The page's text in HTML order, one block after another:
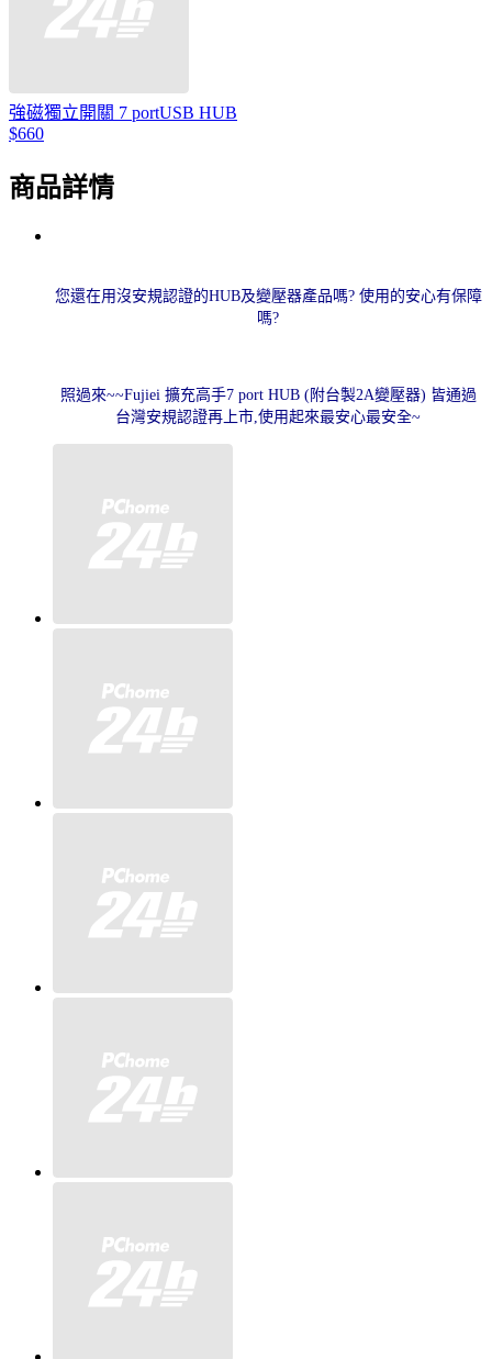
強磁獨立開關 7 portUSB HUB
$660
商品詳情
您還在用沒安規認證的HUB及變壓器產品嗎? 使用的安心有保障
嗎?
照過來~~Fujiei 擴充高手7 port HUB (附台製2A變壓器) 皆通過
台灣安規認證再上市,使用起來最安心最安全~